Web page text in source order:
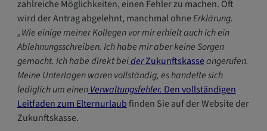
zahlreiche Möglichkeiten, einen Fehler zu machen. Oft
wird der Antrag abgelehnt, manchmal ohneErklärung.
„Wie einige meiner Kollegen vor mir erhielt auch ich ein
Ablehnungsschreiben. Ich habe mir aber keine Sorgen
gemacht. Ich habe direkt beiderZukunftskasseangerufen.
Meine Unterlagen waren vollständig, es handelte sich
lediglich um einenVerwaltungsfehler. Den vollständigen
Leitfaden zum Elternurlaubfinden Sie auf der Website der
Zukunftskasse.